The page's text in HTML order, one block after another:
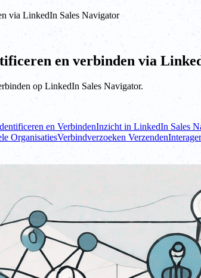
via LinkedIn Sales Navigator
en verbinden via
op LinkedIn Sales Navigator.
en VerbindenInzicht in LinkedIn Sales
OrganisatiesVerbindverzoeken Verzenden